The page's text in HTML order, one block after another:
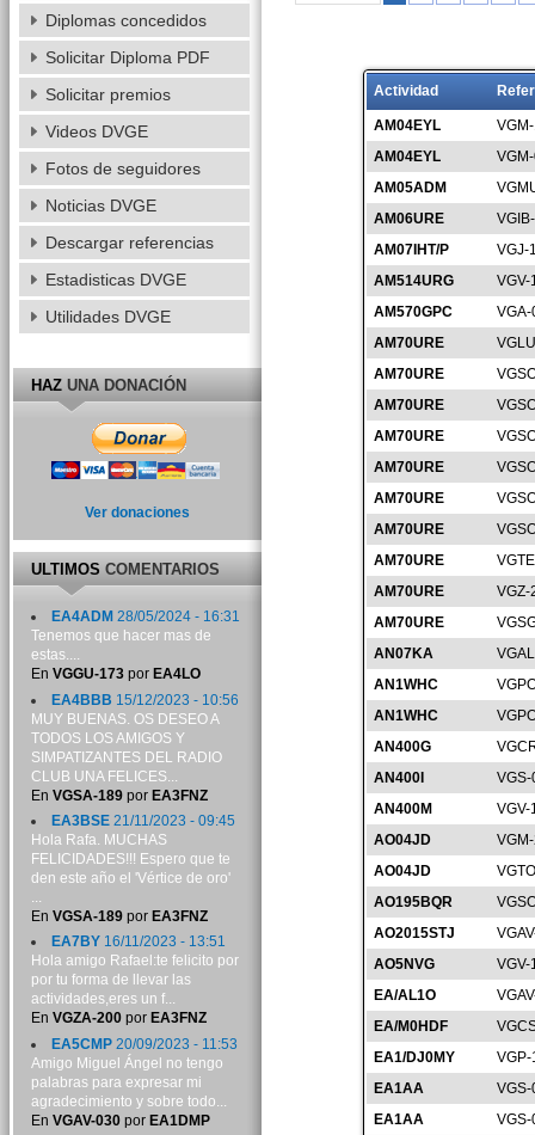
Actividad
AM04EYL
AM04EYL
AM05ADM
AM06URE
AM07IHT/P
VGJ-
AM514URG
VGV-
AM570GPC
AM70URE
AM70URE
AM70URE
AM70URE
AM70URE
AM70URE
AM70URE
AM70URE
AM70URE
VGZ-
AM70URE
AN07KA
AN1WHC
AN1WHC
AN400G
AN400I
AN400M
VGV-
AO04JD
AO04JD
AO195BQR
AO2015STJ
AO5NVG
VGV-
EA/AL1O
EA/M0HDF
EA1/DJ0MY
EA1AA
EA1AA
Diplomas concedidos
Solicitar Diploma PDF
Solicitar premios
Videos DVGE
Fotos de seguidores
Noticias DVGE
Descargar referencias
Estadisticas DVGE
Utilidades DVGE
HAZUNA DONACIÓN
Ver donaciones
ULTIMOSCOMENTARIOS
EA4ADM 28/05/2024 - 16:31
Tenemos que hacer mas de
estas....
En VGGU-173por EA4LO
EA4BBB 15/12/2023 - 10:56
MUY BUENAS. OS DESEO A
TODOS LOS AMIGOS Y
SIMPATIZANTES DEL RADIO
CLUB UNA FELICES...
En VGSA-189por EA3FNZ
EA3BSE21/11/2023 - 09:45
Hola Rafa. MUCHAS
FELICIDADES!!! Espero que te
den este año el 'Vértice de oro'
...
En VGSA-189por EA3FNZ
EA7BY16/11/2023 - 13:51
Hola amigo Rafael:te felicito por
por tu forma de llevar las
actividades,eres un f...
En VGZA-200por EA3FNZ
EA5CMP20/09/2023 - 11:53
Amigo Miguel Ángel no tengo
palabras para expresar mi
agradecimiento y sobre todo...
En VGAV-030por EA1DMP